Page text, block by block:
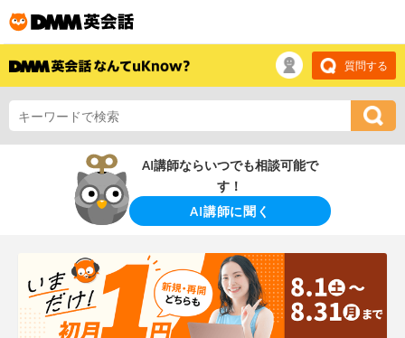
質問する
AI講師ならいつでも相談可能で
す！
AI講師に聞く